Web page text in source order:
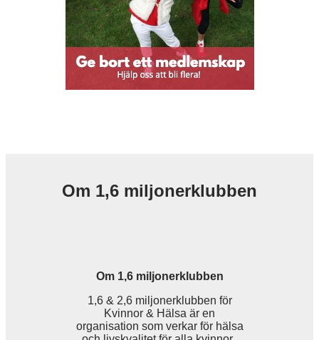
Om 1,6 miljonerklubben
Om 1,6 miljonerklubben
1,6 & 2,6 miljonerklubben för
Kvinnor & Hälsa är en
organisation som verkar för hälsa